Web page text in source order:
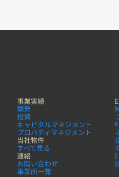
事業実績
開発
投資
キャピタルマネジメント
プロパティマネジメント
当社物件
すべて見る
連絡
お問い合わせ
事業所一覧